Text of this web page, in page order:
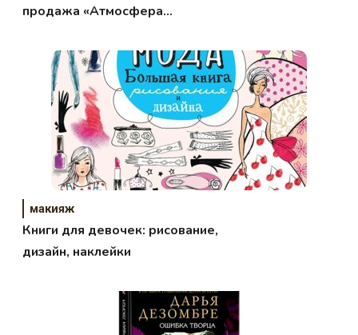
продажа «Атмосфера
макияж
Книги для девочек: рисование,
дизайн, наклейки